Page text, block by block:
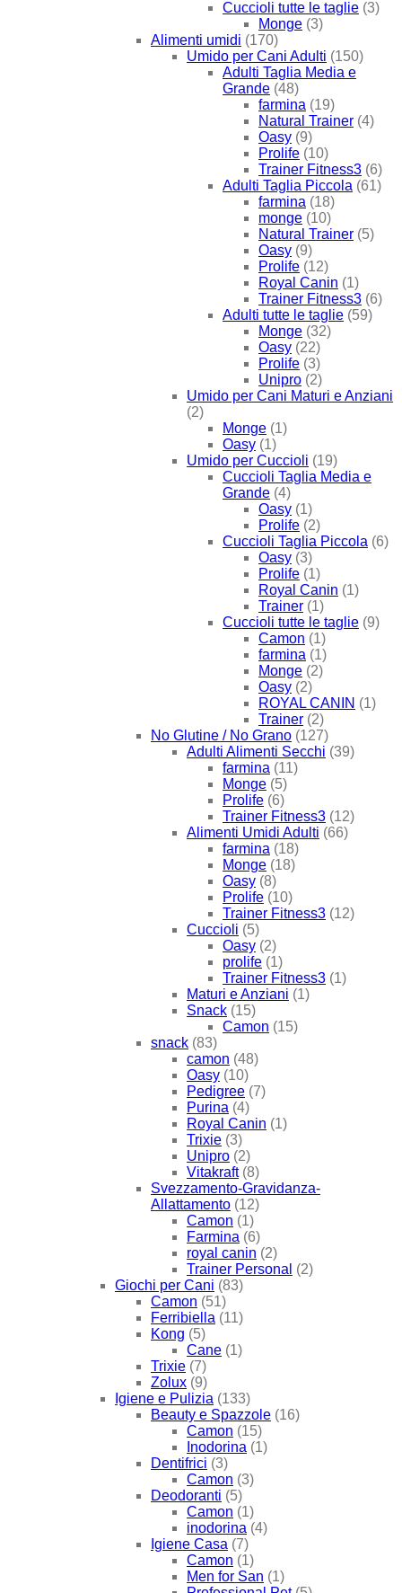
Cuccioli tutte le taglie (3)
Monge (3)
Alimenti umidi (170)
Umido per Cani Adulti (150)
Adulti Taglia Media e
Grande (48)
farmina (19)
Natural Trainer (4)
Oasy (9)
Prolife (10)
Trainer Fitness3 (6)
Adulti Taglia Piccola (61)
farmina (18)
monge (10)
Natural Trainer (5)
Oasy (9)
Prolife (12)
Royal Canin (1)
Trainer Fitness3 (6)
Adulti tutte le taglie (59)
Monge (32)
Oasy (22)
Prolife (3)
Unipro (2)
Umido per Cani Maturi e Anziani
(2)
Monge (1)
Oasy (1)
Umido per Cuccioli (19)
Cuccioli Taglia Media e
Grande (4)
Oasy (1)
Prolife (2)
Cuccioli Taglia Piccola (6)
Oasy (3)
Prolife (1)
Royal Canin (1)
Trainer (1)
Cuccioli tutte le taglie (9)
Camon (1)
farmina (1)
Monge (2)
Oasy (2)
ROYAL CANIN (1)
Trainer (2)
No Glutine / No Grano (127)
Adulti Alimenti Secchi (39)
farmina (11)
Monge (5)
Prolife (6)
Trainer Fitness3 (12)
Alimenti Umidi Adulti (66)
farmina (18)
Monge (18)
Oasy (8)
Prolife (10)
Trainer Fitness3 (12)
Cuccioli (5)
Oasy (2)
prolife (1)
Trainer Fitness3 (1)
Maturi e Anziani (1)
Snack (15)
Camon (15)
snack (83)
camon (48)
Oasy (10)
Pedigree (7)
Purina (4)
Royal Canin (1)
Trixie (3)
Unipro (2)
Vitakraft (8)
Svezzamento-Gravidanza-
Allattamento (12)
Camon (1)
Farmina (6)
royal canin (2)
Trainer Personal (2)
Giochi per Cani (83)
Camon (51)
Ferribiella (11)
Kong (5)
Cane (1)
Trixie (7)
Zolux (9)
Igiene e Pulizia (133)
Beauty e Spazzole (16)
Camon (15)
Inodorina (1)
Dentifrici (3)
Camon (3)
Deodoranti (5)
Camon (1)
inodorina (4)
Igiene Casa (7)
Camon (1)
Men for San (1)